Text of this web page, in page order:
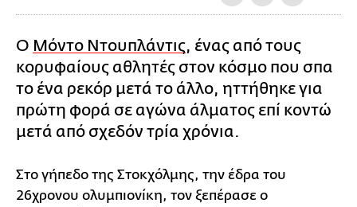
Ο Μόντο Ντουπλάντις, ένας από τους
κορυφαίους αθλητές στον κόσμο που σπα
το ένα ρεκόρ μετά το άλλο, ηττήθηκε για
πρώτη φορά σε αγώνα άλματος επί κοντώ
μετά από σχεδόν τρία χρόνια.
Στο γήπεδο της Στοκχόλμης, την έδρα του
26χρονου ολυμπιονίκη, τον ξεπέρασε ο